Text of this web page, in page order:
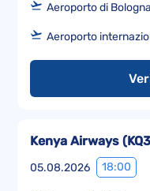
Aeroporto di
Aeroporto
05.08.2026 18:00
Kenya Airways (